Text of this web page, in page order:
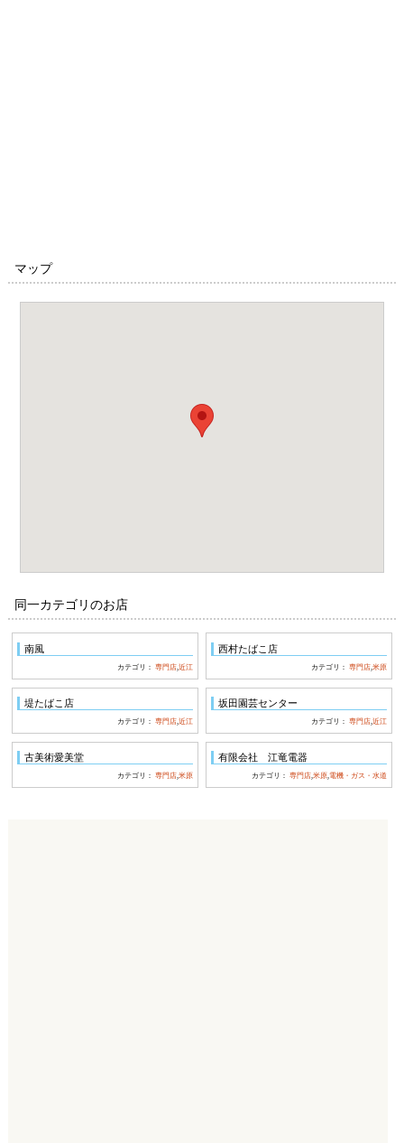
マップ
同一カテゴリのお店
南風
カテゴリ：専門店 ,近江
西村たばこ店
カテゴリ：専門店 ,米原
堤たばこ店
カテゴリ：専門店,近江
坂田園芸センター
カテゴリ：専門店,近江
古美術愛美堂
カテゴリ：専門店,米原
有限会社 江竜電器
カテゴリ：専門店,米原,電機・ガス・水道